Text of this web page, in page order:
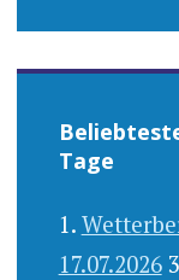
Tage
17.07.2026